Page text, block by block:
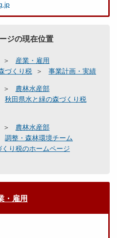
ジの現在位置
産業・雇用
づくり税 事業計画・実績
農林水産部
秋田県水と緑の森づくり税
農林水産部
調整・森林環境チーム
り税のホームページ
・雇用